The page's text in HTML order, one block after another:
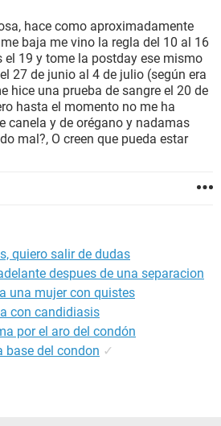
hace como aproximadamente
baja me vino la regla del 10 al 16
el 19 y tome la postday ese mismo
27 de junio al 4 de julio (según era
hice una prueba de sangre el 20 de
hasta el momento no me ha
canela y de orégano y nadamas
mal?, O creen que pueda estar
quiero salir de dudas
despues de una separacion
una mujer con quistes
con candidiasis
por el aro del condón
base del condon ✓